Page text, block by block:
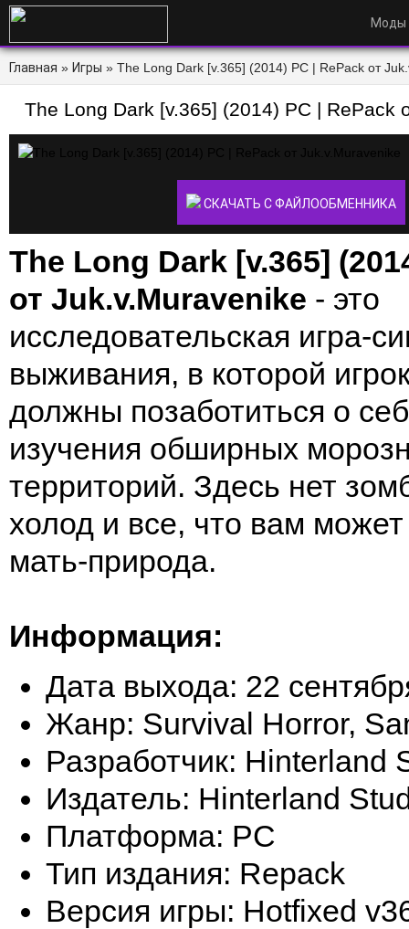
Моды
Главная » Игры » The Long Dark [v.365] (2014) PC | RePack от
The Long Dark [v.365] (2014) PC | RePack
СКАЧАТЬ С ФАЙЛООБМЕННИКА
The Long Dark [v.365]
от Juk.v.Muravenike - это
исследовательская игра-
выживания, в которой
должны позаботиться о
изучения обширных
территорий. Здесь нет
холод и все, что вам
мать-природа.
Информация:
Дата выхода: 22
Жанр: Survival Horror,
Разработчик: Hinterland
Издатель: Hinterland
Платформа: PC
Тип издания: Repack
Версия игры: Hotfixed